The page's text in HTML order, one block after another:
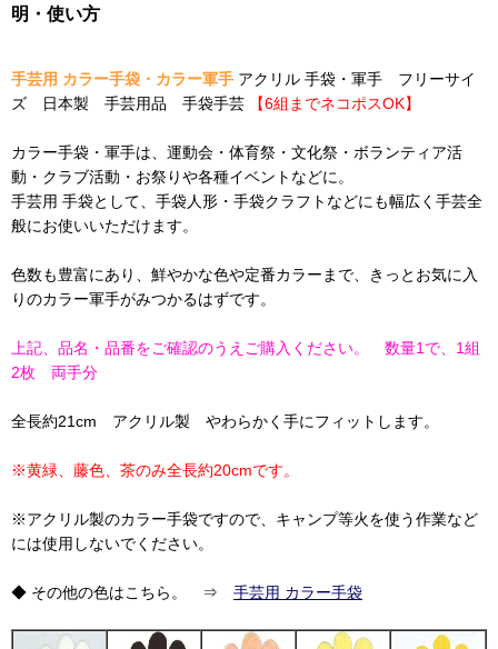
明・使い方
手芸用 カラー手袋・カラー軍手 アクリル 手袋・軍手 フリーサイ
ズ 日本製 手芸用品 手袋手芸
【6組までネコポスOK】
カラー手袋・軍手は、運動会・体育祭・文化祭・ボランティア活
動・クラブ活動・お祭りや各種イベントなどに。
手芸用 手袋として、手袋人形・手袋クラフトなどにも幅広く手芸全
般にお使いいただけます。
色数も豊富にあり、鮮やかな色や定番カラーまで、きっとお気に入
りのカラー軍手がみつかるはずです。
上記、品名・品番をご確認のうえご購入ください。 数量1で、1組
2枚 両手分
全長約21cm アクリル製 やわらかく手にフィットします。
※黄緑、藤色、茶のみ全長約20cmです。
※アクリル製のカラー手袋ですので、キャンプ等火を使う作業など
には使用しないでください。
◆ その他の色はこちら。 ⇒ 手芸用 カラー手袋